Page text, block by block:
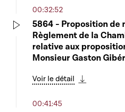
00:32:52
5864 - Proposition de
Règlement de la
relative aux
Monsieur Gaston
Voir le détail
00:41:45